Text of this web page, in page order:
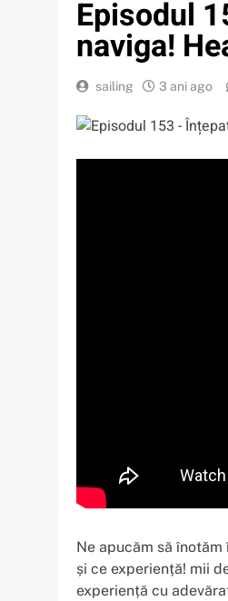
Episodul
naviga!
sailing 3 ani ago
Ne apucăm să
și ce experiență! mii
experiență cu